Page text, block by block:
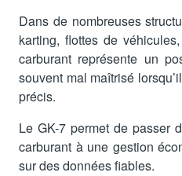
Dans de nombreuses
karting, flottes de
carburant représente un
souvent mal maîtrisé
précis.
Le GK-7 permet de passer
carburant à une gestion
sur des données fiables.